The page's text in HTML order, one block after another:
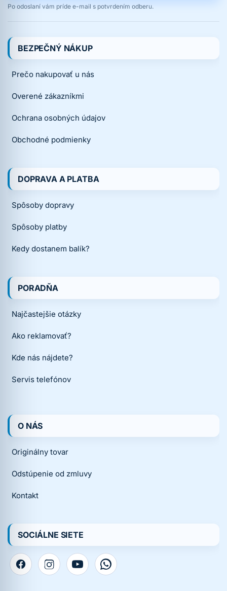
Po odoslaní vám príde e-mail s potvrdením odberu.
BEZPEČNÝ NÁKUP
Prečo nakupovať u nás
Overené zákazníkmi
Ochrana osobných údajov
Obchodné podmienky
DOPRAVA A PLATBA
Spôsoby dopravy
Spôsoby platby
Kedy dostanem balík?
PORADŇA
Najčastejšie otázky
Ako reklamovať?
Kde nás nájdete?
Servis telefónov
O NÁS
Originálny tovar
Odstúpenie od zmluvy
Kontakt
SOCIÁLNE SIETE